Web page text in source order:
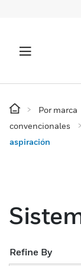
Por marca
convencionales
aspiración
Refine By